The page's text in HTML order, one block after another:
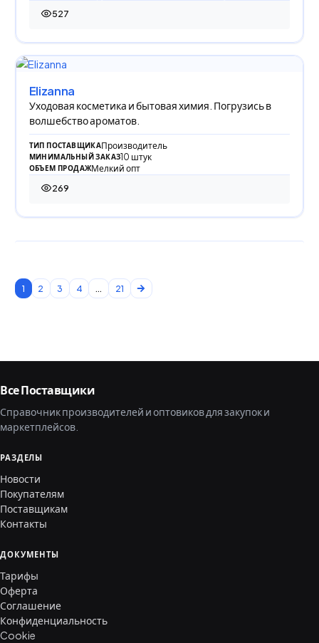
527
527 просмотров
Elizanna
Уходовая косметика и бытовая химия. Погрузись в
волшебство ароматов.
ТИП ПОСТАВЩИКАПроизводитель
МИНИМАЛЬНЫЙ ЗАКАЗ10 штук
ОБЪЕМ ПРОДАЖМелкий опт
269
269 просмотров
1 2 3 4 ... 21
Все Поставщики
Справочник производителей и оптовиков для закупок и
маркетплейсов.
РАЗДЕЛЫ
Новости
Покупателям
Поставщикам
Контакты
ДОКУМЕНТЫ
Тарифы
Оферта
Соглашение
Конфиденциальность
Cookie